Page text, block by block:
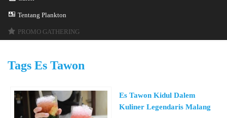
Tentang Plankton
PROMO GATHERING
Tags Es Tawon
Es Tawon Kidul Dalem
Kuliner Legendaris Malang